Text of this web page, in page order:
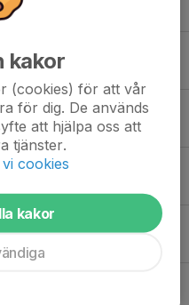
+ FOGIS
kakor
(cookies) för att vår
för dig. De används
att hjälpa oss att
tjänster.
cookies
kakor